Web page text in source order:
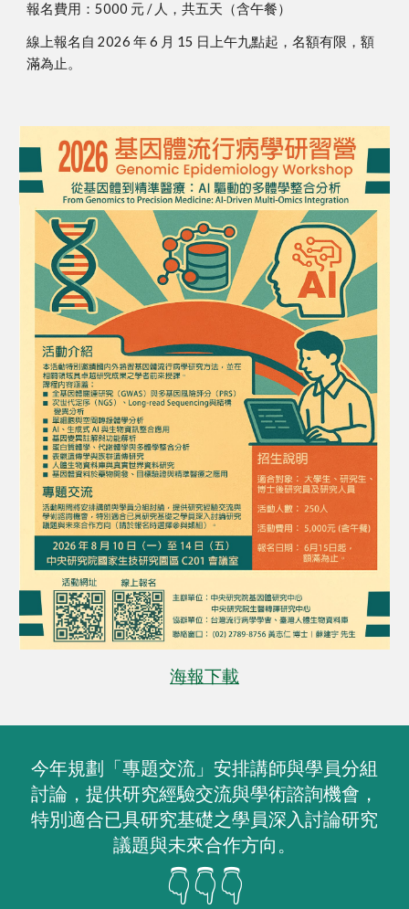
報名費用：5000 元 / 人，共五天（含午餐）
線上報名自 2026 年 6 月 15 日上午九點起，名額有限，額
滿為止。
海報下載
今年規劃「專題交流」安排講師與學員分組
討論，提供研究經驗交流與學術諮詢機會，
特別適合已具研究基礎之學員深入討論研究
議題與未來合作方向。
👇👇👇